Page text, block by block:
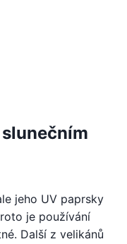
jeho UV paprsky
je používání
Další z velikánů